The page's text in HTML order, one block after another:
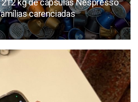
212 kg de cápsulas Nespresso
carenciadas